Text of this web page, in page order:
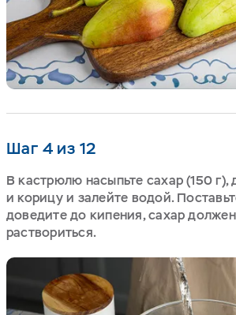
Шаг 4 из 12
В кастрюлю насыпьте сахар (150 г),
и корицу и залейте водой.
доведите до кипения, сахар
раствориться.